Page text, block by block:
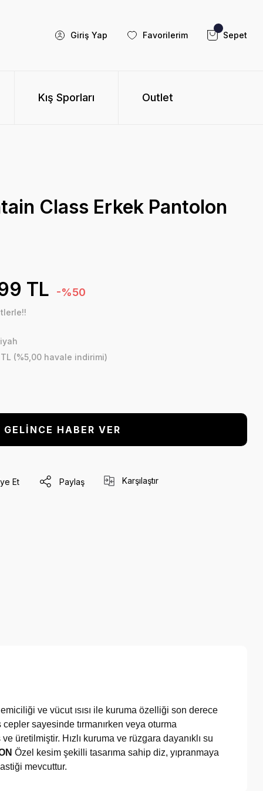
Giriş Yap Favorilerim Sepet
Kış Sporları Outlet
Class Erkek Pantolon
TL -%50
(%5,00 havale indirimi)
GELİNCE HABER VER
Et Paylaş Karşılaştır
ve vücut ısısı ile kuruma özelliği son derece
sayesinde tırmanırken veya oturma
üretilmiştir. Hızlı kuruma ve rüzgara dayanıklı su
Özel kesim şekilli tasarıma sahip diz, yıpranmaya
mevcuttur.